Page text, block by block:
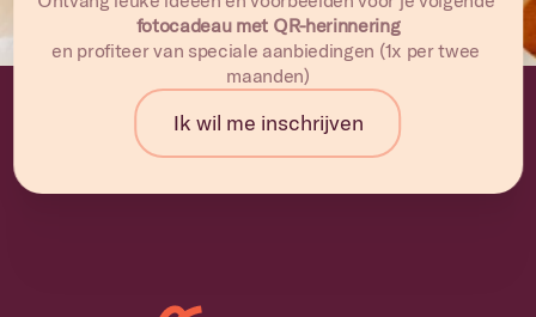
fotocadeau met QR-herinnering
en profiteer van speciale aanbiedingen (1x per twee
maanden)
Ik wil me inschrijven